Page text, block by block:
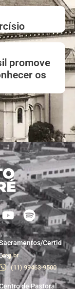
promove
os
Certid
(11) 99463-9500
de Pastoral